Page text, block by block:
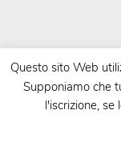
| Powered by
Questo sito Web
Supponiamo che
l'iscrizione, se